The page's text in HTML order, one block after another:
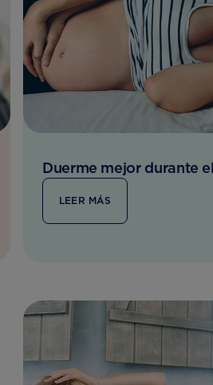
Duerme mejor durante
LEER MÁS